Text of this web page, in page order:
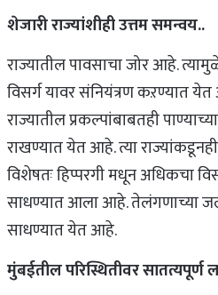
शेजारी राज्यांशीही उत्तम समन्वय..
राज्यातील पावसाचा जोर आहे.
विसर्ग यावर संनियंत्रण कऱण्यात
राज्यातील प्रकल्पांबाबतही
राखण्यात येत आहे. त्या
विशेषतः हिप्परगी मधून अधिकचा
साधण्यात आला आहे. तेलंगणाच्या
साधण्यात येत आहे.
मुंबईतील परिस्थितीवर सातत्यपूर्ण